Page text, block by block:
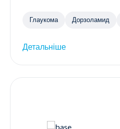
Глаукома Дорзоламид
Детальніше